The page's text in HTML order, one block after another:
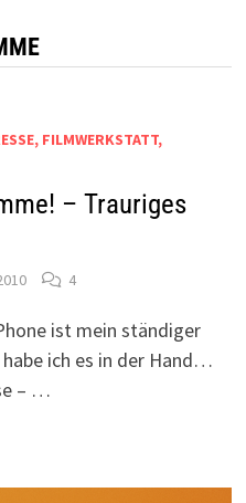
FILMWERKSTATT,
– Trauriges
4
ist mein ständiger
ich es in der Hand…
– …